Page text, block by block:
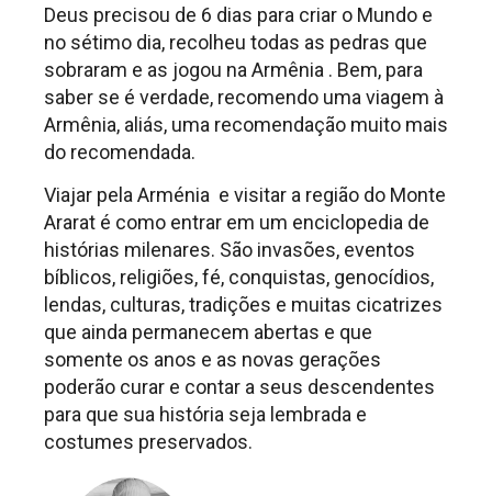
Deus precisou de 6 dias para criar o Mundo e
no sétimo dia, recolheu todas as pedras que
sobraram e as jogou na Armênia . Bem, para
saber se é verdade, recomendo uma viagem à
Armênia, aliás, uma recomendação muito mais
do recomendada.
Viajar pela Arménia e visitar a região do Monte
Ararat é como entrar em um enciclopedia de
histórias milenares. São invasões, eventos
bíblicos, religiões, fé, conquistas, genocídios,
lendas, culturas, tradições e muitas cicatrizes
que ainda permanecem abertas e que
somente os anos e as novas gerações
poderão curar e contar a seus descendentes
para que sua história seja lembrada e
costumes preservados.